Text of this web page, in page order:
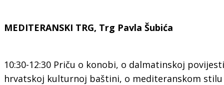
MEDITERANSKI TRG, Trg Pavla Šubića
10:30-12:30 Priču o konobi, o dalmatinskoj
hrvatskoj kulturnoj baštini, o mediteranskom